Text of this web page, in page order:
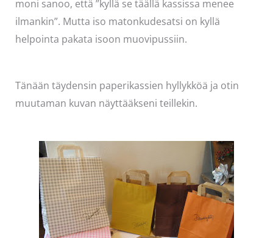
moni sanoo, että ”kyllä se täällä kassissa menee
ilmankin”. Mutta iso matonkudesatsi on kyllä
helpointa pakata isoon muovipussiin.
Tänään täydensin paperikassien hyllykköä ja otin
muutaman kuvan näyttääkseni teillekin.